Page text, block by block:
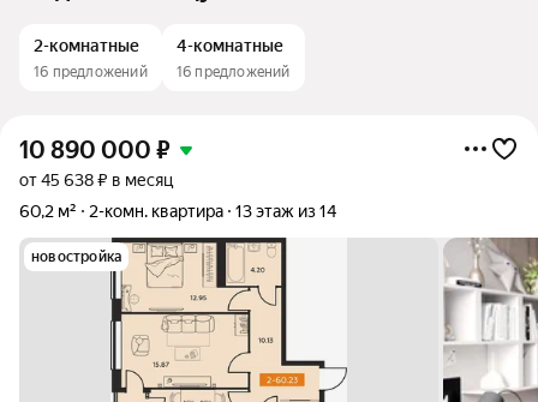
2-комнатные
16 предложений
4-комнатные
16 предложений
10 890 000 ₽
от 45 638 ₽ в месяц
60,2 м²
2-комн. квартира 13 этаж из 14
новостройка